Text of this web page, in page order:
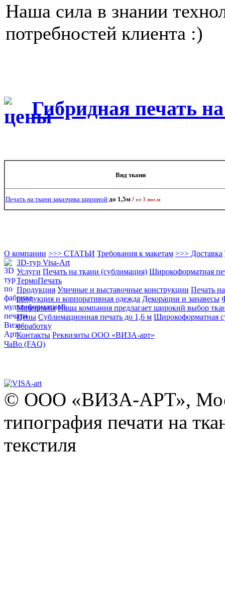
Наша сила в знании
потребностей клиента :)
Гибридная печать
Вид ткани
Печать на ткани заказчика шириной до 1,5м / от 3 пог.м
О компании >>> СТАТЬИ Требования к макетам >>> Доставка
3D-тур Visa-Art
Услуги Печать на ткани (сублимация) Широкоформатная
ТермоПечать
Продукция Уличные и выставочные конструкции Печать
продукция и корпоративная одежда Декорации и занавесы
Материалы Наша компания предлагает широкий выбор
Цены Сублимационная печать до 1,6 м Широкоформатная
обработку
Контакты Реквизиты ООО «ВИЗА-арт»
ЧаВо (FAQ)
© ООО «ВИЗА-АРТ»,
типография печати на
текстиля